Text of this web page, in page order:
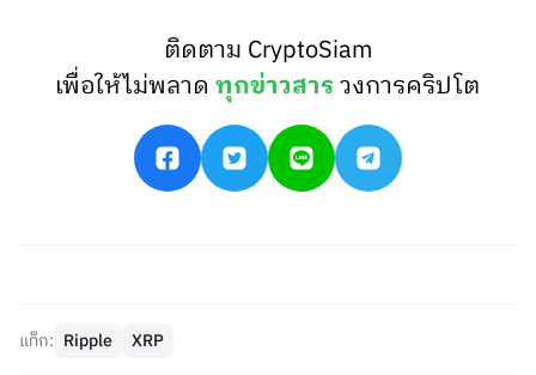
ติดตาม CryptoSiam
เพื่อให้ไม่พลาดทุกข่าวสารวงการคริปโต
แท็ก: Ripple XRP